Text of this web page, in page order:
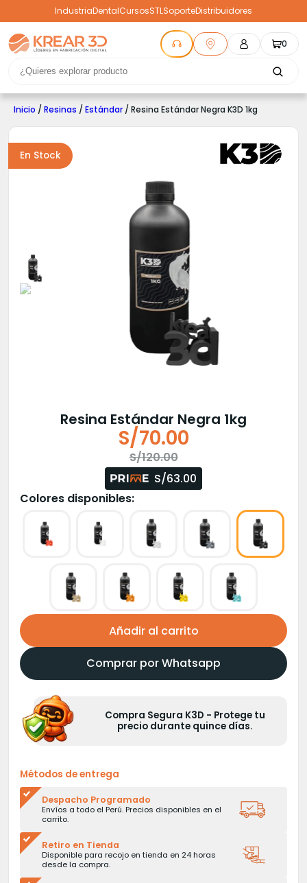
IndustriaDentalCursosSTLSoporteDistribuidores
0
Inicio / Resinas / Estándar / Resina Estándar Negra K3D 1kg
En Stock
Resina Estándar Negra 1kg
S/120.00
original
era:
S/120.00.
S/70.00
actual
es:
S/70.00.
S/63.00
Colores disponibles:
Añadir al carrito
Comprar por Whatsapp
Compra Segura K3D - Protege tu
precio durante quince días.
Métodos de entrega
Despacho Programado
Envíos a todo el Perú. Precios disponibles en el
carrito.
Retiro en Tienda
Disponible para recojo en tienda en 24 horas
desde la compra.